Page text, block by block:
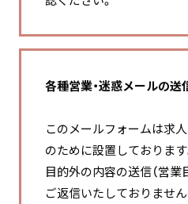
各種営業・迷惑メールの送
このメールフォームは求
のために設置しております
目的外の内容の送信（営業
ご返信いたしておりませ